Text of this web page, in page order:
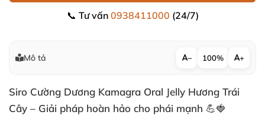
📞 Tư vấn 0938411000 (24/7)
Mô tả − 100% +
Siro Cường Dương Kamagra Oral Jelly Hương Trái
Cây – Giải pháp hoàn hảo cho phái mạnh 💪🍓